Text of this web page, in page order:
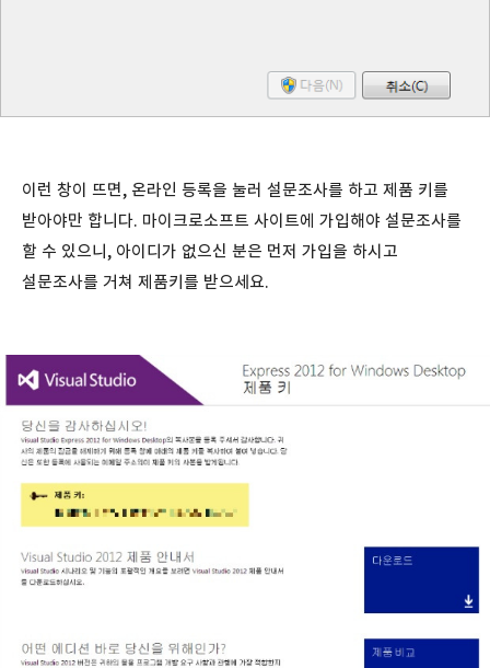
이런 창이 뜨면, 온라인 등록을 눌러 설문조사를 하고 제품 키를
받아야만 합니다. 마이크로소프트 사이트에 가입해야 설문조사를
할 수 있으니, 아이디가 없으신 분은 먼저 가입을 하시고
설문조사를 거쳐 제품키를 받으세요.